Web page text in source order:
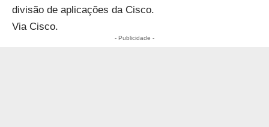
divisão de aplicações da Cisco.
Via Cisco.
- Publicidade -